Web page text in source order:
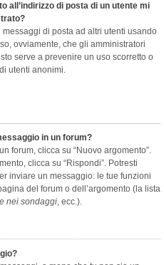
all’indirizzo di posta di un utente mi
di posta ad altri utenti usando
ovviamente, che gli amministratori
serve a prevenire un uso scorretto o
utenti anonimi.
in un forum?
forum, clicca su “Nuovo argomento”.
clicca su “Rispondi”. Potresti
inviare un messaggio: le tue funzioni
del forum o dell’argomento (la lista
nei sondaggi, ecc.).